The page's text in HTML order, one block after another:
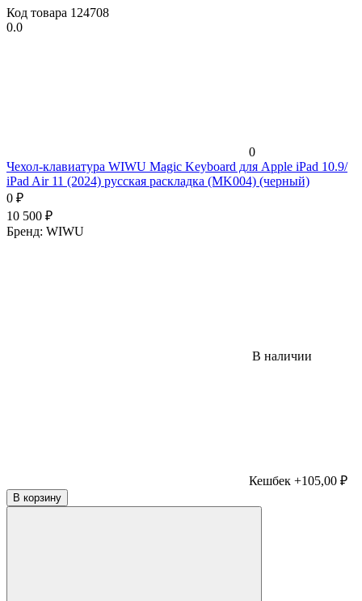
Код товара 124708
0.0
0
Чехол-клавиатура WIWU Magic Keyboard для Apple iPad 10.9/
iPad Air 11 (2024) русская раскладка (MK004) (черный)
0 ₽
10 500 ₽
Бренд: WIWU
В наличии
Кешбек +105,00 ₽
В корзину